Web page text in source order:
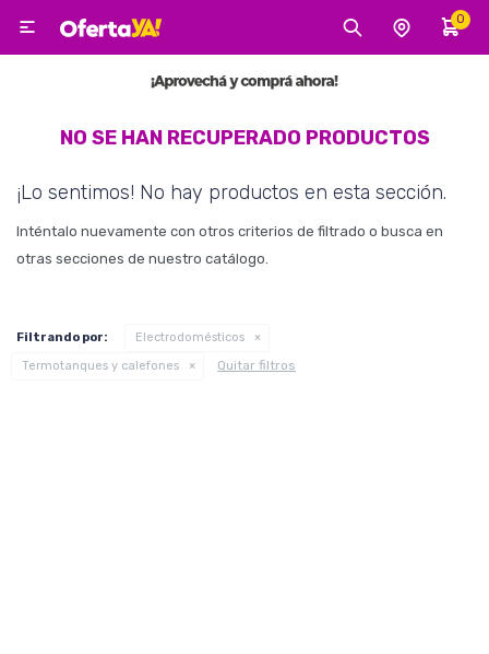
0

NO SE HAN RECUPERADO PRODUCTOS
¡Lo sentimos! No hay productos en esta sección.
Inténtalo nuevamente con otros criterios de filtrado o busca en
otras secciones de nuestro catálogo.
Filtrando por:
Electrodomésticos
Termotanques y calefones
Quitar filtros
MI CUENTA
Tecnología
Tv, Audio y Video